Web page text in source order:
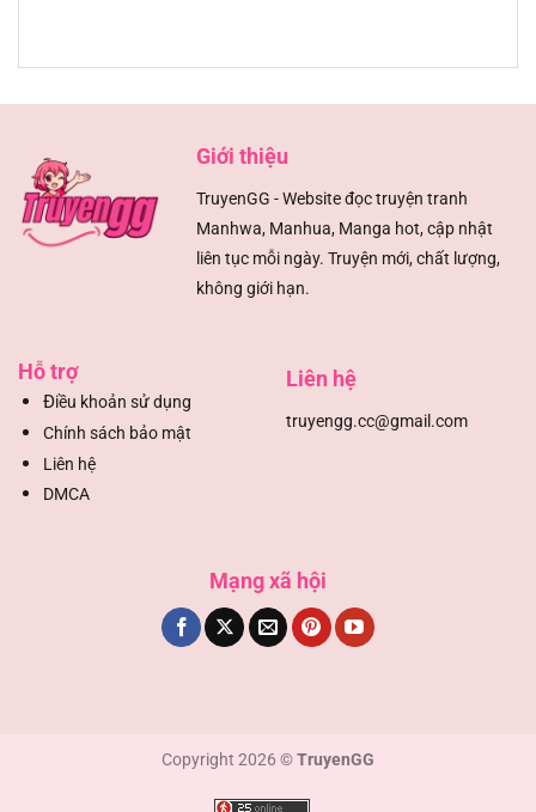
Chapter 225
Chapter 224 07/08/2025
07/08/2025
Chapter 221
Giới thiệu
TruyenGG - Website đọc truyện tranh
Manhwa, Manhua, Manga hot, cập nhật
liên tục mỗi ngày. Truyện mới, chất lượng,
không giới hạn.
Hỗ trợ
Điều khoản sử dụng
Chính sách bảo mật
Liên hệ
DMCA
Liên hệ
truyengg.cc@gmail.com
Mạng xã hội
Copyright 2026 ©TruyenGG